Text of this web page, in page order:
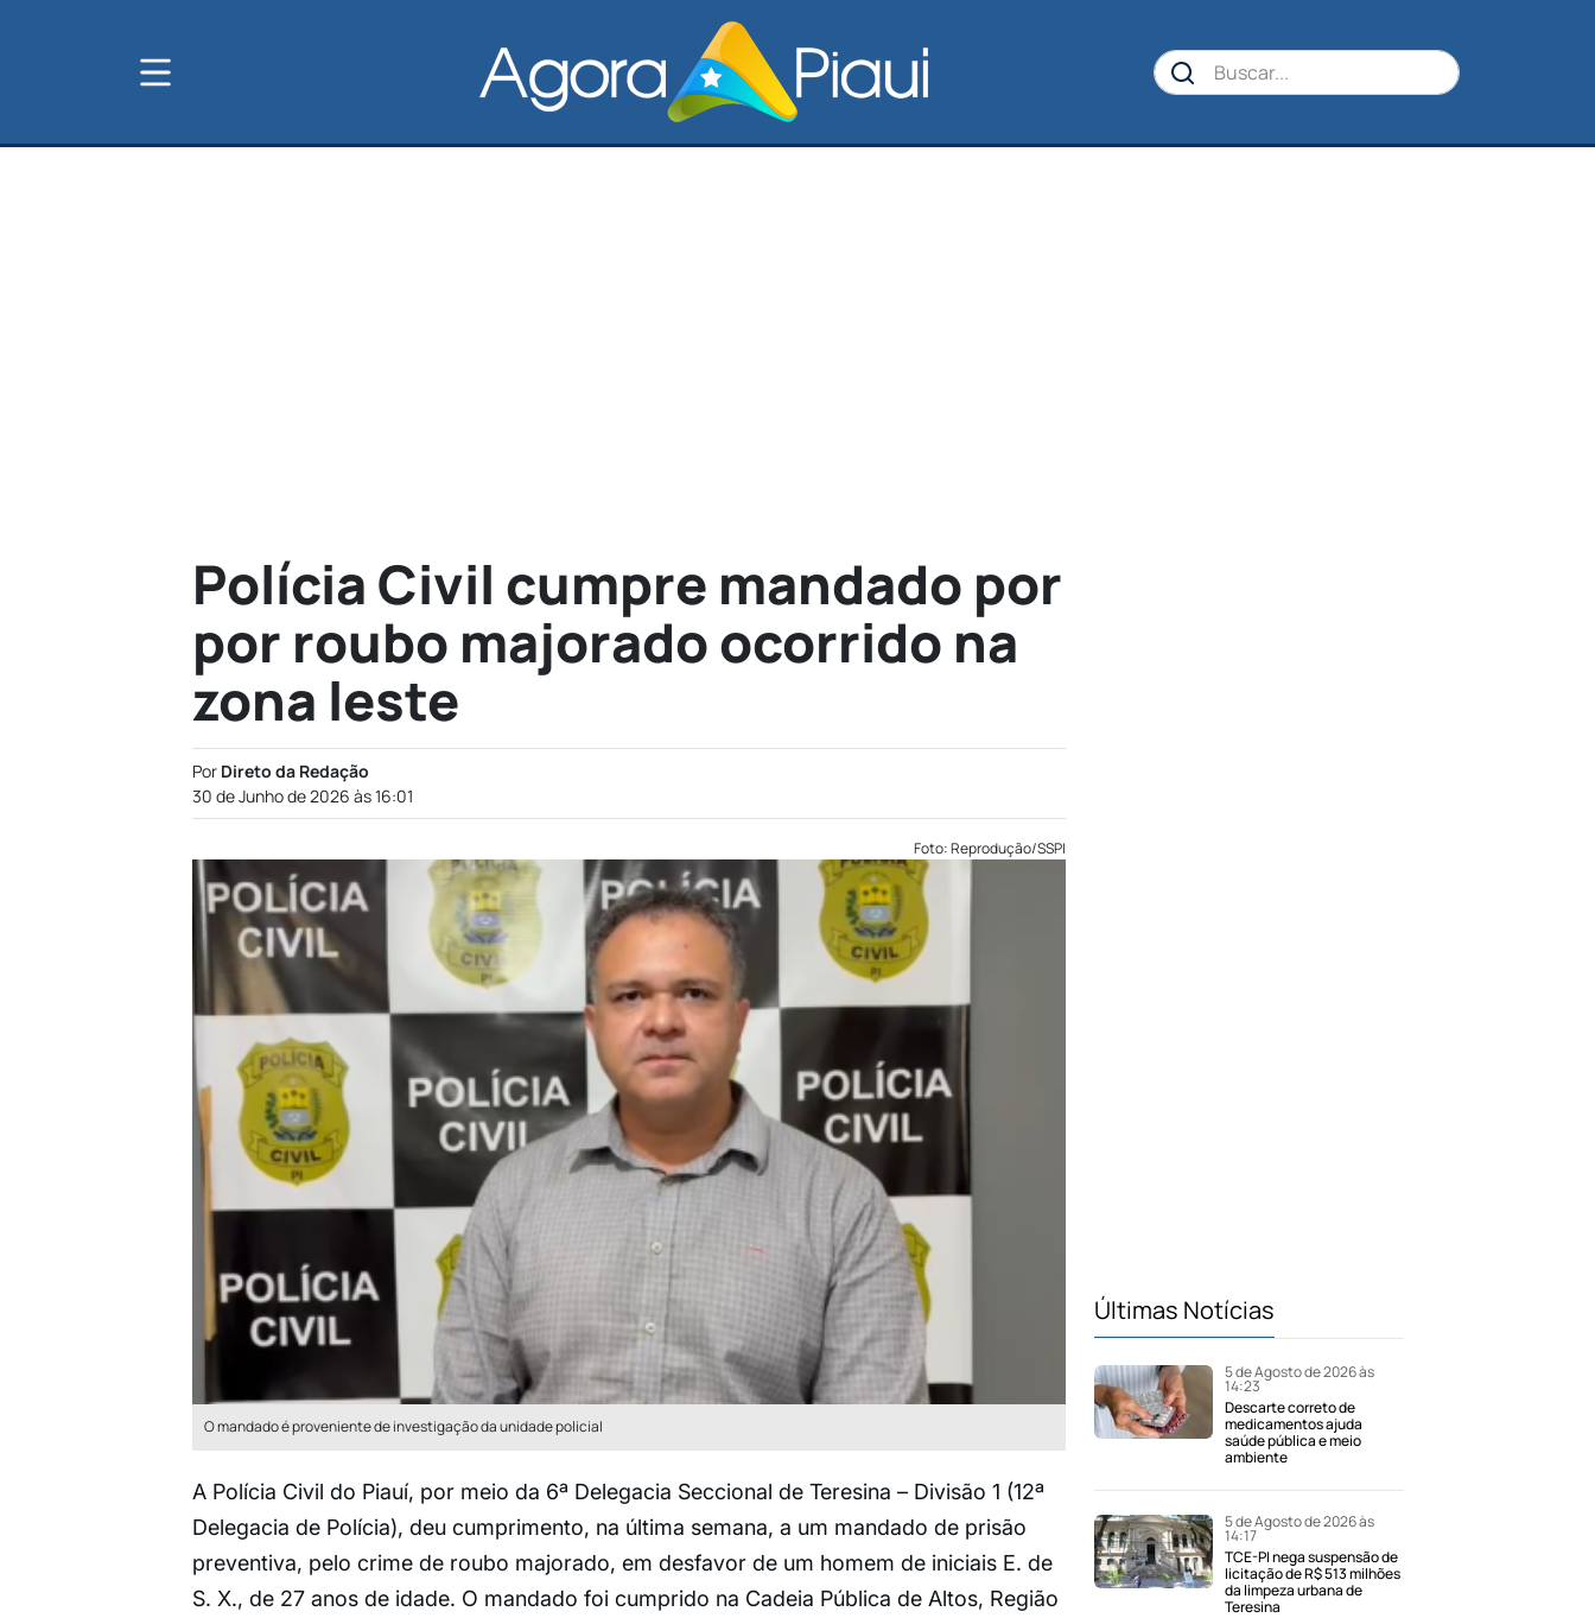
Polícia Civil cumpre mandado por
por roubo majorado ocorrido na
zona leste
Por Direto da Redação
30 de Junho de 2026 às 16:01
Foto: Reprodução/SSPI
O mandado é proveniente de investigação da unidade policial
A Polícia Civil do Piauí, por meio da 6ª Delegacia Seccional de Teresina – Divisão 1 (12ª
Delegacia de Polícia), deu cumprimento, na última semana, a um mandado de prisão
preventiva, pelo crime de roubo majorado, em desfavor de um homem de iniciais E. de
S. X., de 27 anos de idade. O mandado foi cumprido na Cadeia Pública de Altos, Região
Últimas Notícias
5 de Agosto de 2026 às
14:23
Descarte correto de
medicamentos ajuda
saúde pública e meio
ambiente
5 de Agosto de 2026 às
14:17
TCE-PI nega suspensão de
licitação de R$ 513 milhões
da limpeza urbana de
Teresina